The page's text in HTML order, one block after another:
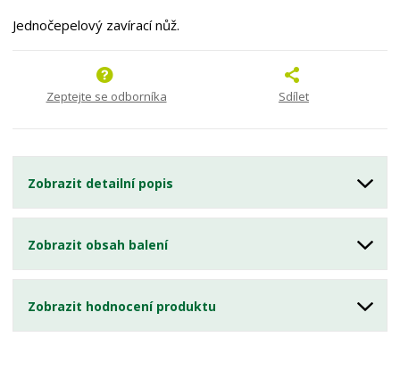
Jednočepelový zavírací nůž.
Zeptejte se odborníka Sdílet
Zobrazit detailní popis
Zobrazit obsah balení
Zobrazit hodnocení produktu